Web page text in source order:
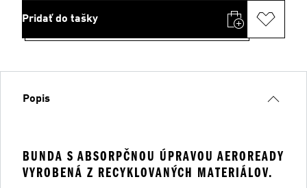
Pridať do tašky
Popis
BUNDA S ABSORPČNOU ÚPRAVOU AEROREADY
VYROBENÁ Z RECYKLOVANÝCH MATERIÁLOV.